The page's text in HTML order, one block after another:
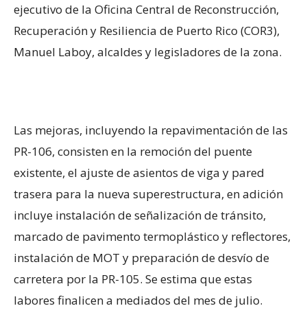
ejecutivo de la Oficina Central de Reconstrucción,
Recuperación y Resiliencia de Puerto Rico (COR3),
Manuel Laboy, alcaldes y legisladores de la zona.
Las mejoras, incluyendo la repavimentación de las
PR-106, consisten en la remoción del puente
existente, el ajuste de asientos de viga y pared
trasera para la nueva superestructura, en adición
incluye instalación de señalización de tránsito,
marcado de pavimento termoplástico y reflectores,
instalación de MOT y preparación de desvío de
carretera por la PR-105. Se estima que estas
labores finalicen a mediados del mes de julio.